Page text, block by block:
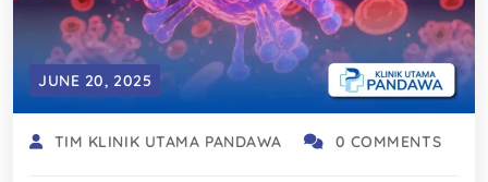
JUNE 20, 2025
TIM KLINIK UTAMA PANDAWA 0 COMMENTS